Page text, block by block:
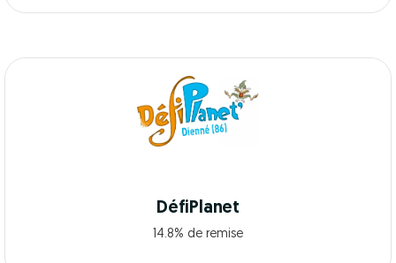
DéfiPlanet
14.8% de remise